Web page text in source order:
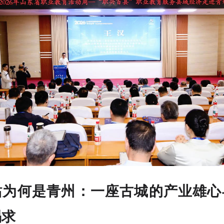
何是青州：一座古城的产业雄